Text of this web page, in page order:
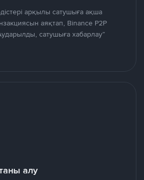
арқылы сатушыға ақша
аяқтап, Binance P2P
сатушыға хабарлау”
алу